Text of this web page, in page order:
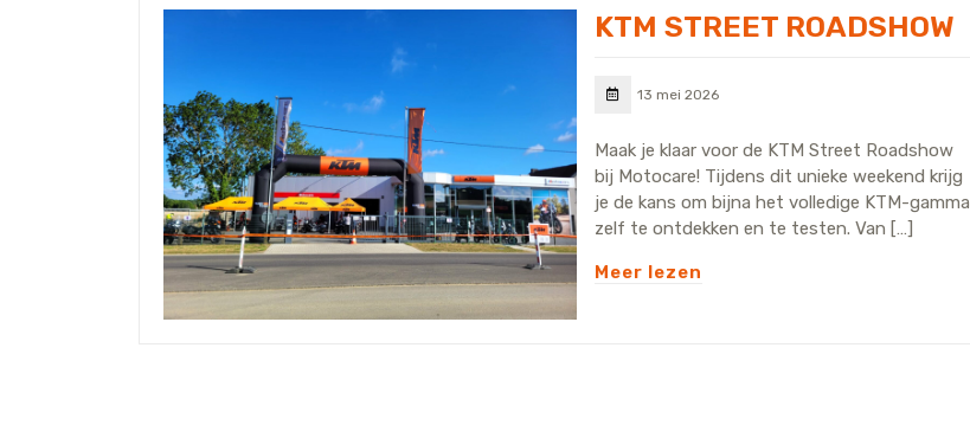
KTM STREET ROADSHOW
13 mei 2026
Maak je klaar voor de KTM Street Roadshow
bij Motocare! Tijdens dit unieke weekend krijg
je de kans om bijna het volledige KTM-gamma
zelf te ontdekken en te testen. Van […]
Meer lezen